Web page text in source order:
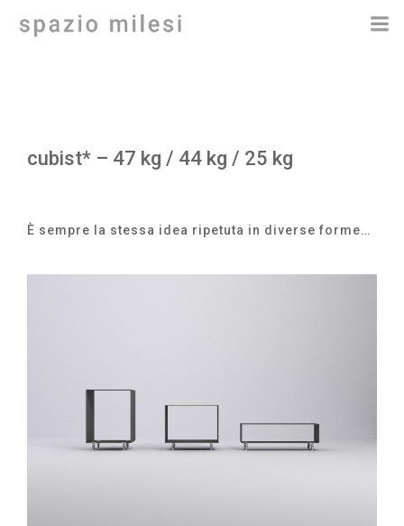
cubist* – 47 kg / 44 kg / 25 kg
È sempre la stessa idea ripetuta in diverse forme…